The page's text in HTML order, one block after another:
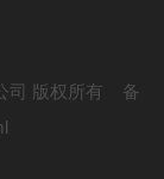
司 版权所有 备